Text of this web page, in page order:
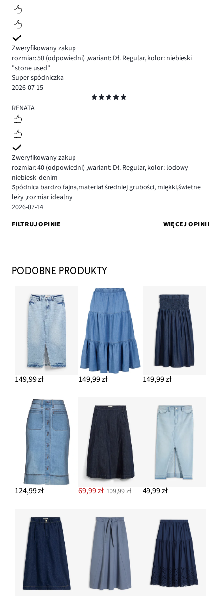
Zweryfikowany zakup
rozmiar: 50 (odpowiedni) ,wariant: Dł. Regular, kolor: niebieski
"stone used"
Super spódniczka
2026-07-15
5
RENATA
Zweryfikowany zakup
rozmiar: 40 (odpowiedni) ,wariant: Dł. Regular, kolor: lodowy
niebieski denim
Spódnica bardzo fajna,materiał średniej grubości, miękki,świetne
leży ,rozmiar idealny
2026-07-14
FILTRUJ OPINIE
WIĘCEJ OPINII
PODOBNE PRODUKTY
149,99 zł 149,99 zł 149,99 zł
124,99 zł 69,99 zł 109,99 zł 49,99 zł